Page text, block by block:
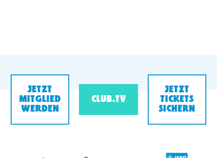
JETZT
MITGLIED
WERDEN
CLUB.TV
JETZT
TICKETS
SICHERN